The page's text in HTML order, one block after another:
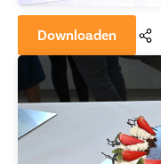
Downloaden